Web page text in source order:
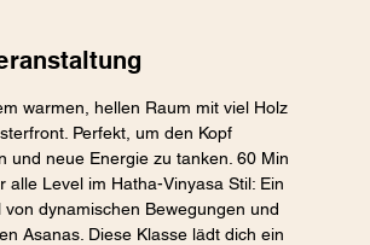
warmen, hellen Raum mit viel Holz
Perfekt, um den Kopf
und neue Energie zu tanken. 60 Min
alle Level im Hatha-Vinyasa Stil: Ein
dynamischen Bewegungen und
Asanas. Diese Klasse lädt dich ein